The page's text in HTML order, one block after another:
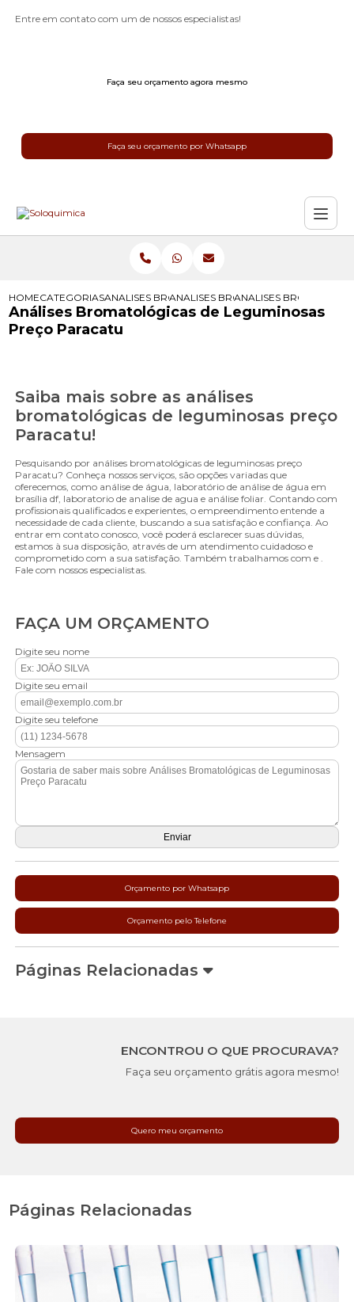
Entre em contato com um de nossos especialistas!
Faça seu orçamento agora mesmo
Faça seu orçamento por Whatsapp
HOMECATEGORIASANALISES BROMATOLOGICAS
ANALISES BROMATOLOGICAS PARA
ANALISES
Análises Bromatológicas de Leguminosas
Preço Paracatu
Saiba mais sobre as análises
bromatológicas de leguminosas preço
Paracatu!
Pesquisando por análises bromatológicas de leguminosas preço
Paracatu? Conheça nossos serviços, são opções variadas que
oferecemos, como análise de água, laboratório de análise de água em
brasília df, laboratorio de analise de agua e análise foliar. Contando com
profissionais qualificados e experientes, o empreendimento entende a
necessidade de cada cliente, buscando a sua satisfação e confiança. Ao
entrar em contato conosco, você poderá esclarecer suas dúvidas,
estamos à sua disposição, através de um atendimento cuidadoso e
comprometido com a sua satisfação. Também trabalhamos com e .
Fale com nossos especialistas.
FAÇA UM ORÇAMENTO
Digite seu nome
Digite seu email
Digite seu telefone
Mensagem
Orçamento por Whatsapp
Orçamento pelo Telefone
Páginas Relacionadas
ENCONTROU O QUE PROCURAVA?
Faça seu orçamento grátis agora mesmo!
Quero meu orçamento
Páginas Relacionadas